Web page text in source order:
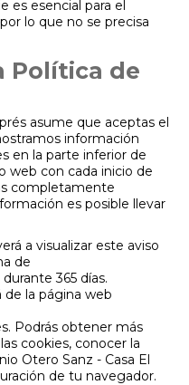
es esencial para el
lo que no se precisa
Política de
asume que aceptas el
información
en la parte inferior de
web con cada inicio de
completamente
es posible llevar
a visualizar este aviso
de
365 días.
de la página web
Podrás obtener más
cookies, conocer la
Otero Sanz - Casa El
de tu navegador.